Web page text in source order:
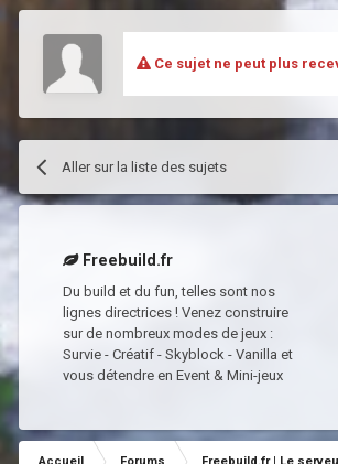
Ce sujet ne peut plus
Aller sur la liste des sujets
Freebuild.fr
Du build et du fun, telles sont nos
lignes directrices ! Venez construire
sur de nombreux modes de jeux :
Survie - Créatif - Skyblock - Vanilla et
vous détendre en Event & Mini-jeux